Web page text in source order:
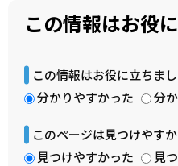
この情報はお役
この情報はお役に立ちま
分かりやすかった
分
このページは見つけやす
見つけやすかった
見